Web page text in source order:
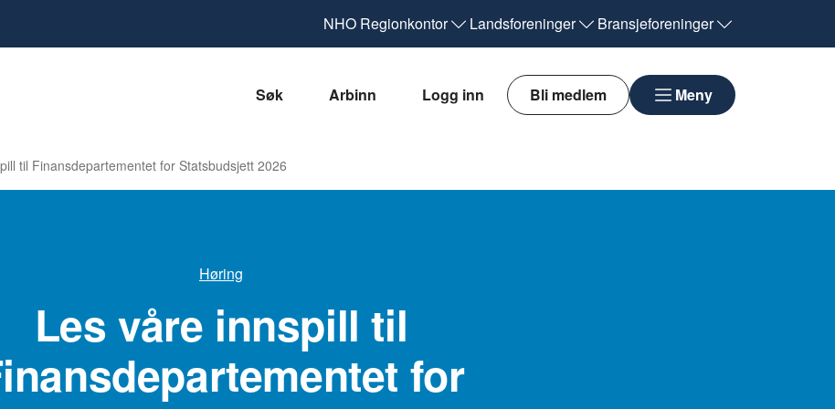
NHO Regionkontor Landsforeninger Bransjeforeninger
Søk Arbinn Logg inn Bli medlem Meny
til Finansdepartementet for Statsbudsjett 2026
Høring
Les våre innspill til
for